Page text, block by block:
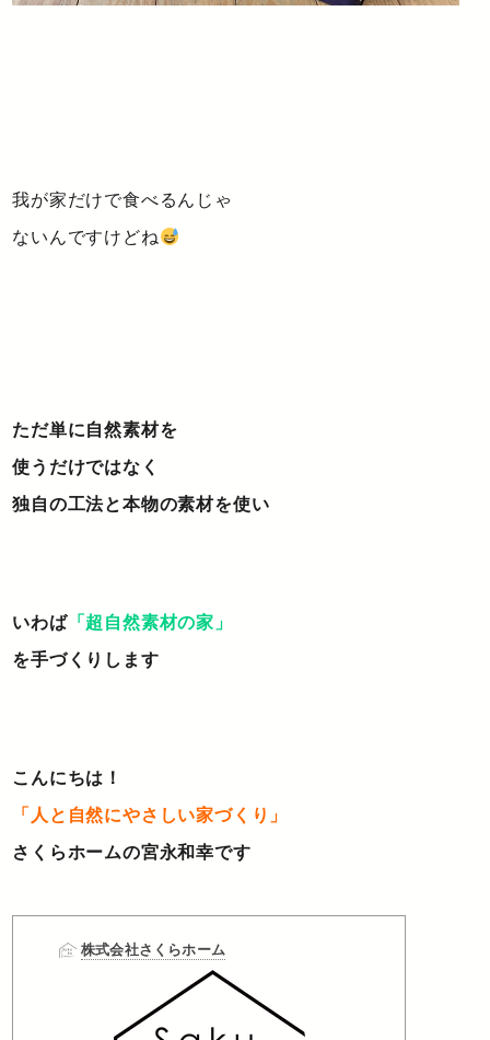
我が家だけで食べるんじゃ
ないんですけどね
ただ単に自然素材を
使うだけではなく
独自の工法と本物の素材を使い
いわば「超自然素材の家」
を手づくりします
こんにちは！
「人と自然にやさしい家づくり」
さくらホームの宮永和幸です